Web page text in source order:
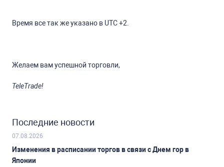
Время все так же указано в UTC +2.
Желаем вам успешной торговли,
TeleTrade!
Последние новости
07.08.2026
Изменения в расписании торгов в связи с Днем гор в
Японии